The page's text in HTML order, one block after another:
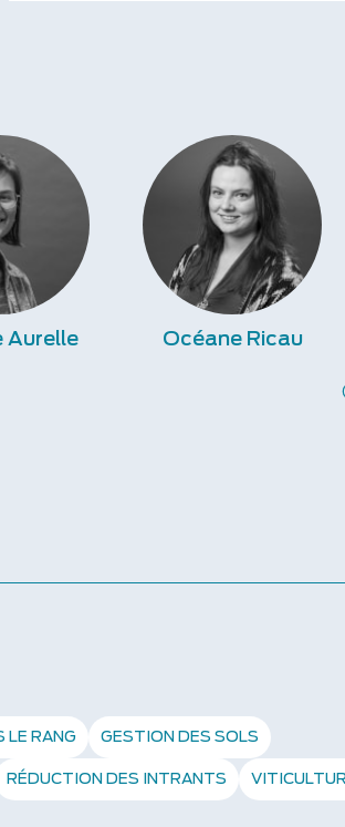
Aurelle Océane Ricau
LE RANG GESTION DES SOLS
RÉDUCTION DES INTRANTS